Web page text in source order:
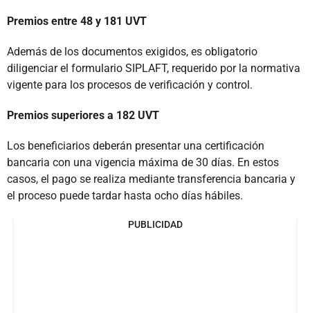
Premios entre 48 y 181 UVT
Además de los documentos exigidos, es obligatorio
diligenciar el formulario SIPLAFT, requerido por la normativa
vigente para los procesos de verificación y control.
Premios superiores a 182 UVT
Los beneficiarios deberán presentar una certificación
bancaria con una vigencia máxima de 30 días. En estos
casos, el pago se realiza mediante transferencia bancaria y
el proceso puede tardar hasta ocho días hábiles.
PUBLICIDAD